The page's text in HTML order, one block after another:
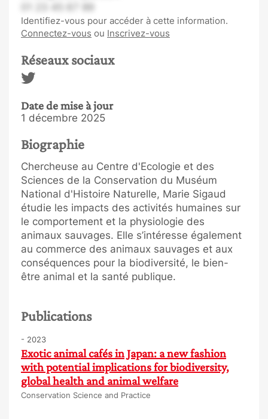
Identifiez-vous pour accéder à cette information.
Connectez-vous ou Inscrivez-vous
Réseaux sociaux
Date de mise à jour
1 décembre 2025
Biographie
Chercheuse au Centre d'Ecologie et des
Sciences de la Conservation du Muséum
National d'Histoire Naturelle, Marie Sigaud
étudie les impacts des activités humaines sur
le comportement et la physiologie des
animaux sauvages. Elle s’intéresse également
au commerce des animaux sauvages et aux
conséquences pour la biodiversité, le bien-
être animal et la santé publique.
Publications
- 2023
Exotic animal cafés in Japan: a new fashion
with potential implications for biodiversity,
global health and animal welfare
Conservation Science and Practice